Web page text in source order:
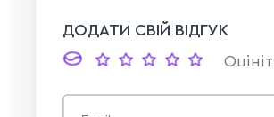
ДОДАТИ СВІЙ ВІДГУК